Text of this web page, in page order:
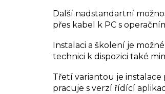
Další nadstandartní
přes kabel k PC s
Instalaci a školení je
technici k dispozici také
Třetí variantou je
pracuje s verzí řídící